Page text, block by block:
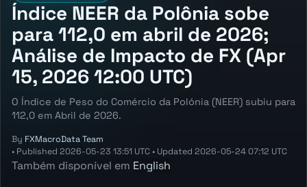
Índice NEER da Polônia sobe
para 112,0 em abril de 2026;
Análise de Impacto de FX (Apr
15, 2026 12:00 UTC)
O Índice de Peso do Comércio da Polónia (NEER) subiu para
112,0 em Abril de 2026.
By FXMacroData Team
• Published 2026-05-23 13:51 UTC • Updated 2026-05-24 07:12 UTC
Também disponível em English